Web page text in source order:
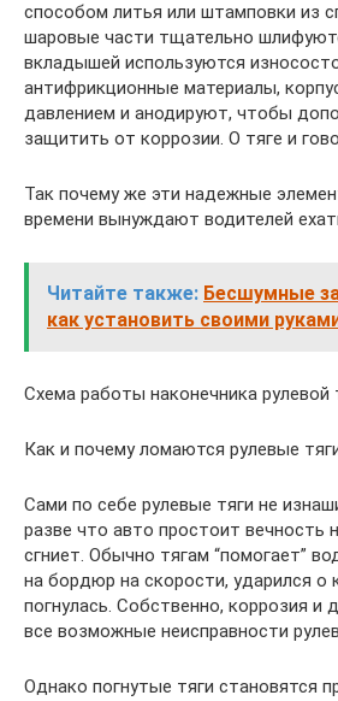
способом литья или штамповки из
шаровые части тщательно
вкладышей используются
антифрикционные материалы,
давлением и анодируют, чтобы
защитить от коррозии. О тяге и
Так почему же эти надежные
времени вынуждают водителей
Читайте также: Бесшумные
как установить своими
Схема работы наконечника рулевой
Как и почему ломаются рулевые
Сами по себе рулевые тяги не
разве что авто простоит вечность
сгниет. Обычно тягам “помогает”
на бордюр на скорости, ударился о
погнулась. Собственно, коррозия
все возможные неисправности
Однако погнутые тяги становятся